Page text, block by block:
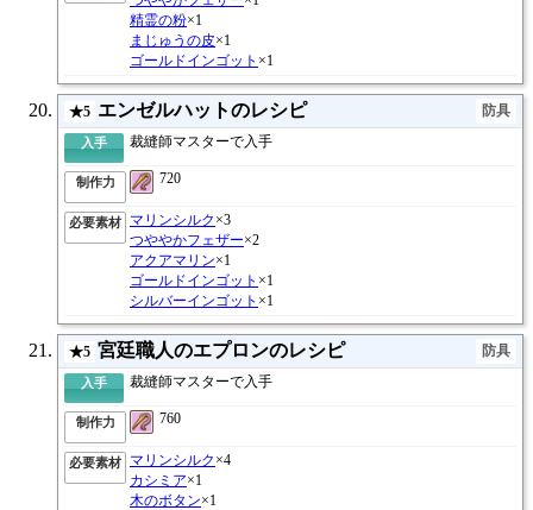
精霊の粉×1
まじゅうの皮×1
ゴールドインゴット ×1
★5 エンゼルハットのレシピ 防具
入手 裁縫師マスターで入手
制作力 720
必要素材 マリンシルク ×3
つややかフェザー×2
アクアマリン×1
ゴールドインゴット ×1
シルバーインゴット ×1
★5 宮廷職人のエプロンのレシピ 防具
入手 裁縫師マスターで入手
制作力 760
必要素材 マリンシルク ×4
カシミア×1
木のボタン×1